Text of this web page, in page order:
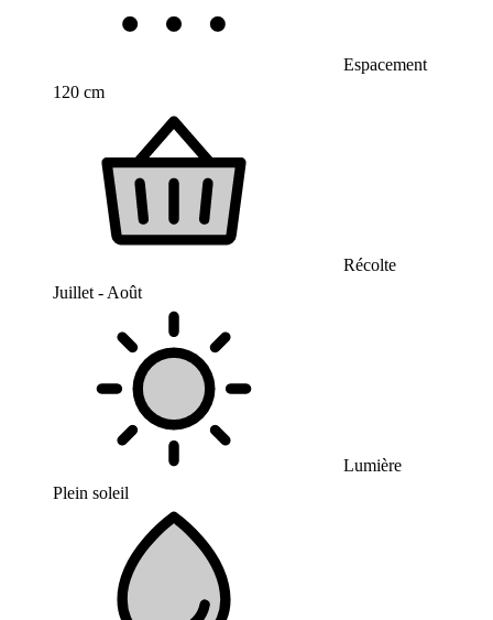
Espacement
120 cm
Récolte
Juillet - Août
Lumière
Plein soleil